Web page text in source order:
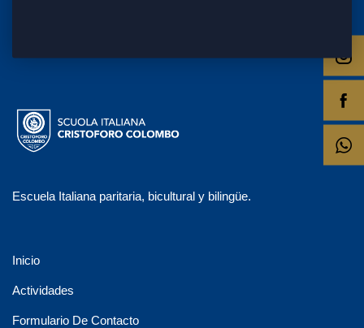
Escuela Italiana paritaria, bicultural y bilingüe.
Inicio
Actividades
Formulario De Contacto